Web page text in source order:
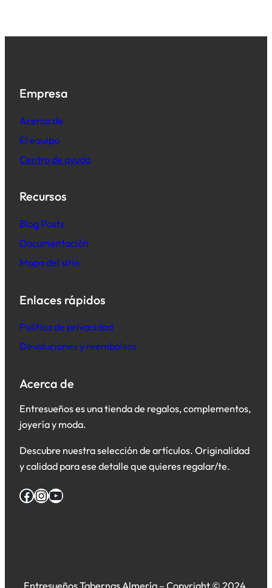
Empresa
Acerca de
El equipo
Centro de ayuda
Recursos
Blog Posts
Documentación
Mapa del sitio
Enlaces rápidos
Política de privacidad
Devoluciones y reembolsos
Acerca de
Entresueños es una tienda de regalos, complementos,
joyería y moda.
Descubre nuestra selección de artículos. Originalidad
y calidad para ese detalle que quieres regalar/te.
Facebook InstagramYouTube